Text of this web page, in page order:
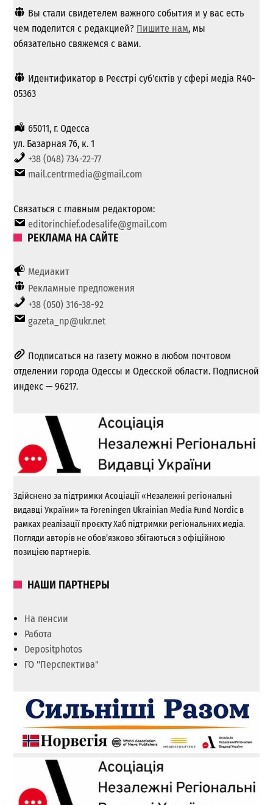
Вы стали свидетелем важного события и у вас есть
чем поделится с редакцией? Пишите нам, мы
обязательно свяжемся с вами.
Идентификатор в Реєстрі суб'єктів у сфері медіа R40-
05363
65011, г. Одесса
ул. Базарная 76, к. 1
+38 (048) 734-22-77
mail.centrmedia@gmail.com
Связаться с главным редактором:
editorinchief.odesalife@gmail.com
РЕКЛАМА НА САЙТЕ
Медиакит
Рекламные предложения
+38 (050) 316-38-92
gazeta_np@ukr.net
Подписаться на газету можно в любом почтовом
отделении города Одессы и Одесской области. Подписной
индекс — 96217.
Здійснено за підтримки Асоціації «Незалежні регіональні
видавці України» та Foreningen Ukrainian Media Fund Nordic в
рамках реалізації проєкту Хаб підтримки регіональних медіа.
Погляди авторів не обов’язково збігаються з офіційною
позицією партнерів.
НАШИ ПАРТНЕРЫ
На пенсии
Работа
Depositphotos
ГО "Перспектива"